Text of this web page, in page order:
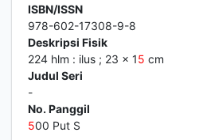
ISBN/ISSN
978-602-17308-9-8
Deskripsi Fisik
224 hlm : ilus ; 23 x 15 cm
Judul Seri
-
No. Panggil
500 Put S